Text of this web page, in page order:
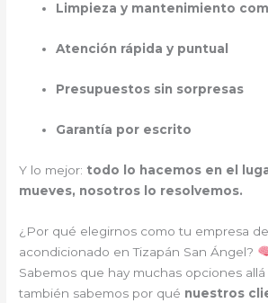
Limpieza y mantenimiento
Atención rápida y puntual
Presupuestos sin sorpresas
Garantía por escrito
Y lo mejor: todo lo hacemos en el
mueves, nosotros lo resolvemos.
¿Por qué elegirnos como tu empresa
acondicionado en Tizapán San Ángel?
Sabemos que hay muchas opciones allá
también sabemos por qué nuestros